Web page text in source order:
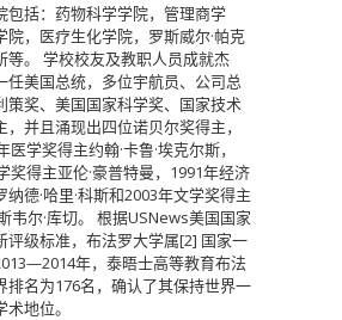
包括：药物科学学院，管理商学
院，医疗生化学院，罗斯威尔·帕克
等。 学校校友及教职人员成就杰
任美国总统，多位宇航员、公司总
策奖、美国国家科学奖、国家技术
，并且涌现出四位诺贝尔奖得主，
医学奖得主约翰·卡鲁·埃克尔斯，
奖得主亚伦·豪普特曼，1991年经济
纳德·哈里·科斯和2003年文学奖得主
韦尔·库切。 根据USNews美国国家
评级标准，布法罗大学属[2] 国家一
年，泰晤士高等教育布法
排名为176名，确认了其保持世界一
地位。